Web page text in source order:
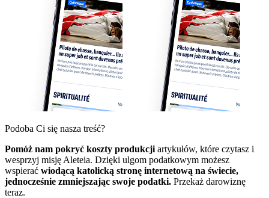
Podoba Ci się nasza treść?
Pomóż nam pokryć koszty produkcji artykułów, które czytasz i
wesprzyj misję Aleteia. Dzięki ulgom podatkowym możesz
wspierać wiodącą katolicką stronę internetową na świecie,
jednocześnie zmniejszając swoje podatki. Przekaż darowiznę
teraz.